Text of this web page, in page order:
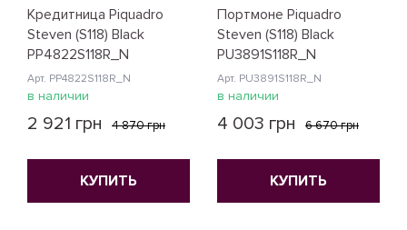
Кредитница Piquadro
Steven (S118) Black
PP4822S118R_N
Арт. PP4822S118R_N
в наличии
2 921 грн 4 870 грн
КУПИТЬ
Портмоне Piquadro
Steven (S118) Black
PU3891S118R_N
Арт. PU3891S118R_N
в наличии
4 003 грн 6 670 грн
КУПИТЬ